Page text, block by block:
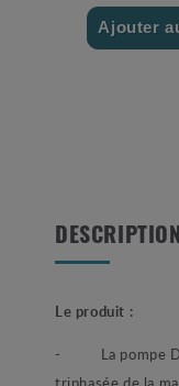
Ajouter
Le produit :
- La pompe DG